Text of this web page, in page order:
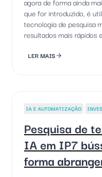
que for introduzido, é
tecnologia de pesquisa
resultados mais rápidos
LER MAIS
IA E AUTOMATIZAÇÃO
Pesquisa de
IA em IP7
forma